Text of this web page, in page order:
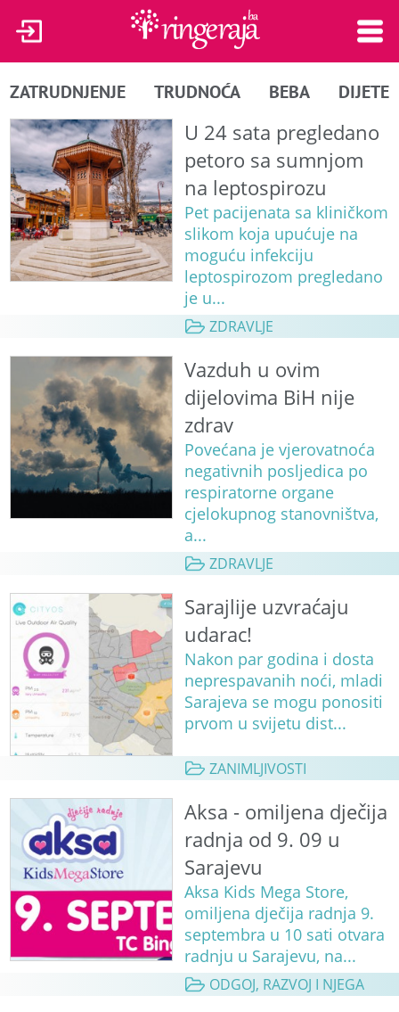
ZATRUDNJENJE TRUDNOĆA BEBA DIJETE
U 24 sata pregledano
petoro sa sumnjom
na leptospirozu
Pet pacijenata sa kliničkom
slikom koja upućuje na
moguću infekciju
leptospirozom pregledano
je u...
ZDRAVLJE
Vazduh u ovim
dijelovima BiH nije
zdrav
Povećana je vjerovatnoća
negativnih posljedica po
respiratorne organe
cjelokupnog stanovništva,
a...
ZDRAVLJE
Sarajlije uzvraćaju
udarac!
Nakon par godina i dosta
neprespavanih noći, mladi
Sarajeva se mogu ponositi
prvom u svijetu dist...
ZANIMLJIVOSTI
Aksa - omiljena dječija
radnja od 9. 09 u
Sarajevu
Aksa Kids Mega Store,
omiljena dječija radnja 9.
septembra u 10 sati otvara
radnju u Sarajevu, na...
ODGOJ, RAZVOJ I NJEGA